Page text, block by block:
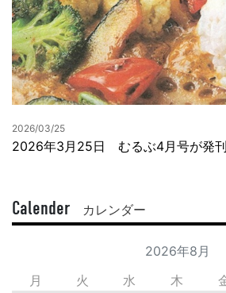
2026/03/25
2026年3月25日 むるぶ4月号が発
Calender カレンダー
2026年8月
月
火 水 木